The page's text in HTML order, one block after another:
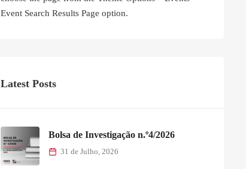
Event Search Results Page option.
Latest Posts
Bolsa de Investigação n.º4/2026
31 de Julho, 2026